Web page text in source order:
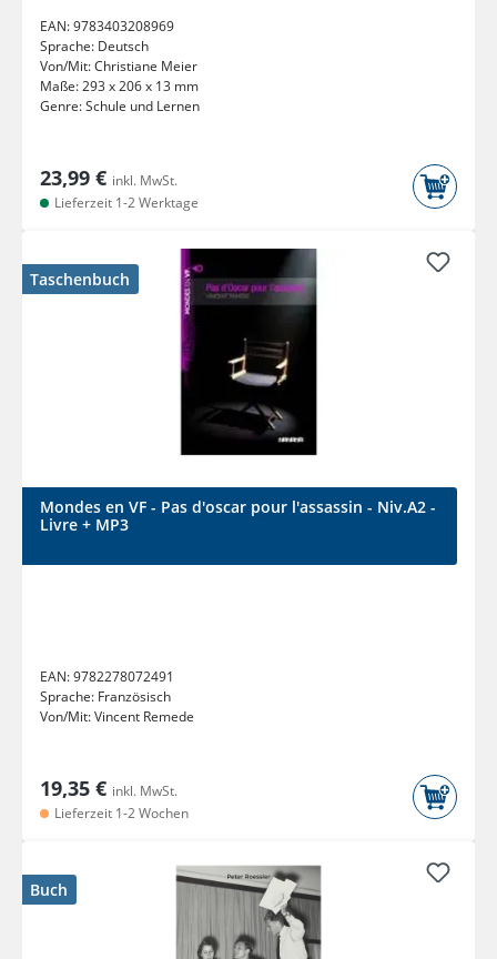
EAN:9783403208969
Sprache: Deutsch
Von/Mit:Christiane Meier
Maße:293 x 206 x 13 mm
Genre:Schule und Lernen
23,99 € inkl. MwSt.
Lieferzeit 1-2 Werktage
Taschenbuch
Mondes en VF - Pas d'oscar pour l'assassin - Niv.A2 -
Livre + MP3
EAN:9782278072491
Sprache: Französisch
Von/Mit:Vincent Remede
19,35 € inkl. MwSt.
Lieferzeit 1-2 Wochen
Buch